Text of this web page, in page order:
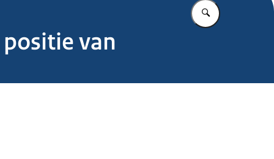
Vul in wat u
van